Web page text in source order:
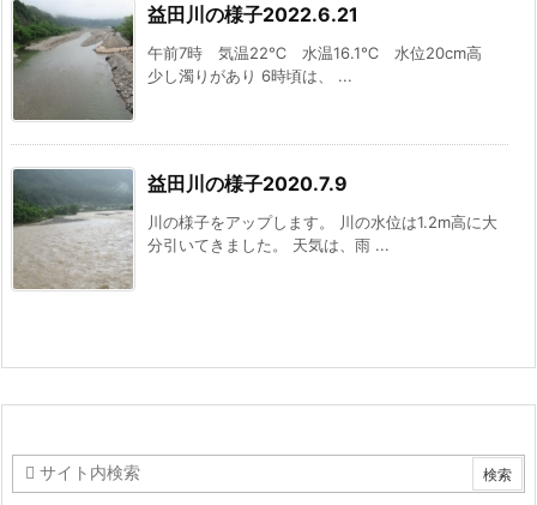
益田川の様子2022.6.21
午前7時 気温22℃ 水温16.1℃ 水位20cm高
少し濁りがあり 6時頃は、 ...
益田川の様子2020.7.9
川の様子をアップします。 川の水位は1.2m高に大
分引いてきました。 天気は、雨 ...